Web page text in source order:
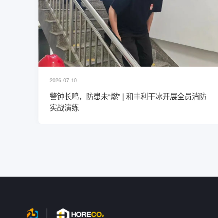
2026-07-10
警钟长鸣，防患未“燃” | 和丰利干冰开展全员消防
实战演练